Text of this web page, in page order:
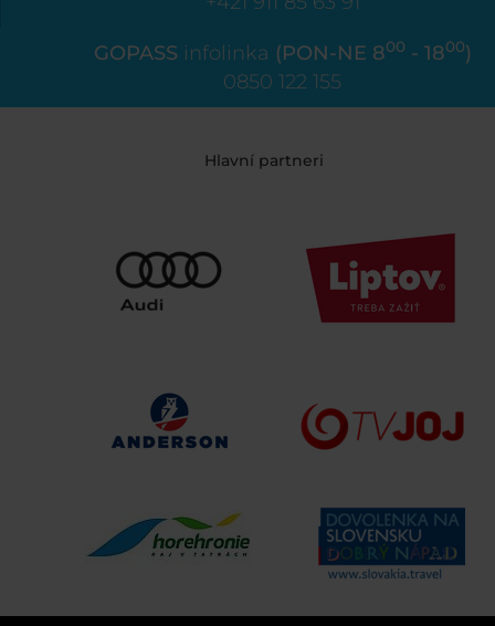
GOPASS infolinka (PON-NE 800 - 1800)
0850 122 155
Hlavní partneri